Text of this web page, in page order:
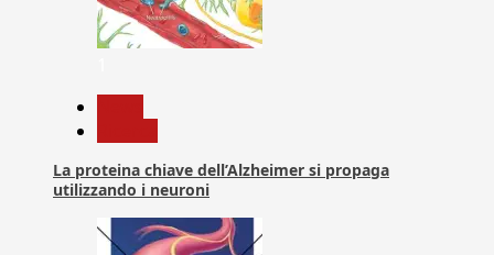
La proteina chiave dell’Alzheimer si propaga
utilizzando i neuroni